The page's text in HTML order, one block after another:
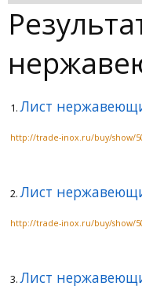
1.Лист
http://trade-inox.ru/buy/show/
2.Лист
http://trade-inox.ru/buy/show/
3.Лист